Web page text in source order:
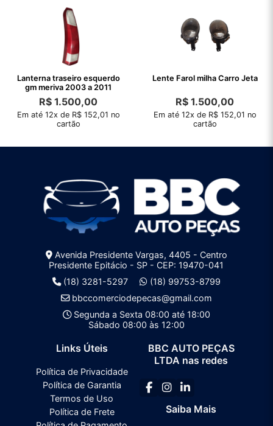
Lanterna traseiro esquerdo
gm meriva 2003 a 2011
R$ 1.500,00
Em até 12x de R$ 152,01 no
cartão
Lente Farol milha Carro Jeta
R$ 1.500,00
Em até 12x de R$ 152,01 no
cartão
Avenida Presidente Vargas, 4405 - Centro
Presidente Epitácio - SP - CEP: 19470-041
(18) 3281-5297
(18) 99753-8799
bbccomerciodepecas@gmail.com
Segunda a Sexta 08:00 até 18:00
Sábado 08:00 às 12:00
Links Úteis
Política de Privacidade
Política de Garantia
Termos de Uso
Política de Frete
BBC AUTO PEÇAS
LTDA nas redes
Saiba Mais